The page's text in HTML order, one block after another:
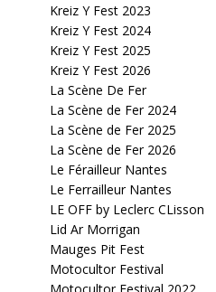
Kreiz Y Fest 2023
Kreiz Y Fest 2024
Kreiz Y Fest 2025
Kreiz Y Fest 2026
La Scène De Fer
La Scène de Fer 2024
La Scène de Fer 2025
La Scène de Fer 2026
Le Férailleur Nantes
Le Ferrailleur Nantes
LE OFF by Leclerc CLisson
Lid Ar Morrigan
Mauges Pit Fest
Motocultor Festival